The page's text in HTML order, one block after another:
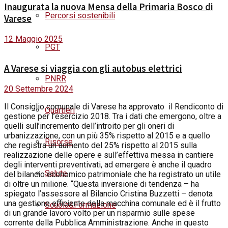
Percorsi sostenibili
PGT
PNRR
Quartieri
Risorse
Salute
Scuola&Formazione
Inaugurata la nuova Mensa della Primaria Bosco di
Varese
12 Maggio 2025
A Varese si viaggia con gli autobus elettrici
20 Settembre 2024
Il Consiglio comunale di Varese ha approvato il Rendiconto di
gestione per l’esercizio 2018. Tra i dati che emergono, oltre a
quelli sull’incremento dell’introito per gli oneri di
urbanizzazione, con un più 35% rispetto al 2015 e a quello
che registra un aumento del 25% rispetto al 2015 sulla
realizzazione delle opere e sull’effettiva messa in cantiere
degli interventi preventivati, ad emergere è anche il quadro
del bilancio economico patrimoniale che ha registrato un utile
di oltre un milione. “Questa inversione di tendenza – ha
spiegato l’assessore al Bilancio Cristina Buzzetti – denota
una gestione efficiente della macchina comunale ed è il frutto
di un grande lavoro volto per un risparmio sulle spese
corrente della Pubblica Amministrazione. Anche in questo